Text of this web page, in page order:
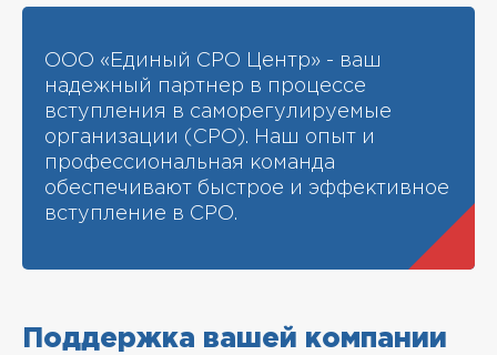
ООО «Единый СРО Центр» - ваш
надежный партнер в процессе
вступления в саморегулируемые
организации (СРО). Наш опыт и
профессиональная команда
обеспечивают быстрое и эффективное
вступление в СРО.
Поддержка вашей компании